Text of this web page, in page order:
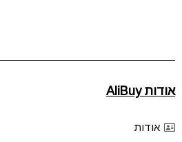
אודות AliBuy
אודות